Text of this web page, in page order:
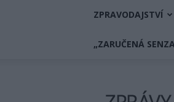
ZPRAVODAJSTVÍ
„ZARUČENÁ
Příbram